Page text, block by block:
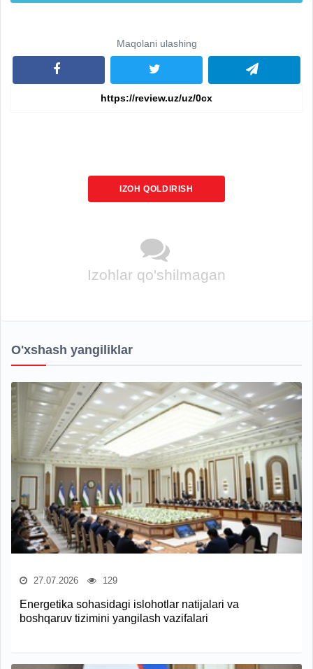
Maqolani ulashing
IZOH QOLDIRISH
Izohlar qo'shilmagan
O'xshash yangiliklar
27.07.2026 129
Energetika sohasidagi islohotlar natijalari va
boshqaruv tizimini yangilash vazifalari